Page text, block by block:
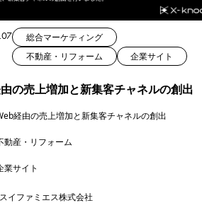
総合マーケティング
不動産・リフォーム
企業サイト
の売上増加と新集客チャネルの創出
経由の売上増加と新集客チャネルの創出
動産・リフォーム
業サイト
イファミエス株式会社